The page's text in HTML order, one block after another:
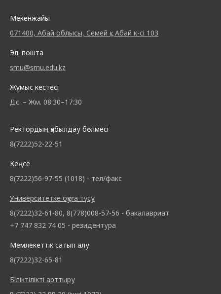
Мекенжайы
071400, Абай облысы, Семей қ., Абай к-сі 103
Эл. пошта
smu@smu.edu.kz
Жұмыс кестесі
Дс. – Жм. 08:30–17:30
Ректордың қабылдау бөлмесі
8(7222)52-22-51
Кеңсе
8(7222)56-97-55 (1018) - тел/факс
Университетке оқуға түсу
8(7222)32-61-80, 8(778)008-57-56 - бакалавриат
+7 747 832 74 05 - резидентура
Мемлекеттік сатып алу
8(7222)32-65-81
Біліктілікті арттыру